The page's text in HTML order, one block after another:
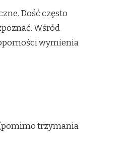
Dość często
Wśród
wymienia
trzymania